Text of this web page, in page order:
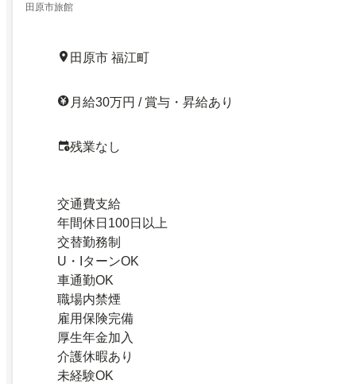
田原市旅館
田原市 福江町
月給30万円 / 賞与・昇給あり
残業なし
交通費支給
年間休日100日以上
交替勤務制
U・IターンOK
車通勤OK
職場内禁煙
雇用保険完備
厚生年金加入
介護休暇あり
未経験OK